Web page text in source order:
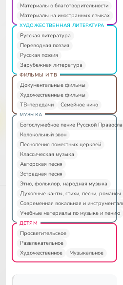
Материалы о благотворительности
Материалы на иностранных языках
ХУДОЖЕСТВЕННАЯ ЛИТЕРАТУРА
Русская литература
Переводная поэзия
Русская поэзия
Зарубежная литература
ФИЛЬМЫ И ТВ
Документальные фильмы
Художественные фильмы
ТВ-передачи
Семейное кино
МУЗЫКА
Богослужебное пение Русской
Колокольный звон
Песнопения поместных церквей
Классическая музыка
Авторская песня
Эстрадная песня
Этно, фольклор, народная музыка
Духовные канты, стихи, песни, романсы
Современная вокальная и
Учебные материалы по музыке и пению
ДЕТЯМ
Просветительское
Развлекательное
Художественное
Музыкальное